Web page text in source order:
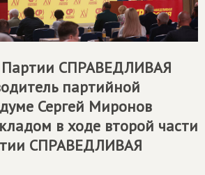
СПРАВЕДЛИВАЯ
партийной
Сергей Миронов
в ходе второй части
СПРАВЕДЛИВАЯ